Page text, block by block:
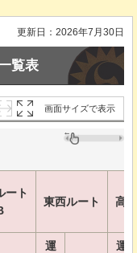
更新日：2026年7月30日
覧表
画面サイズで表示
ート
東西ルート 高
運
運